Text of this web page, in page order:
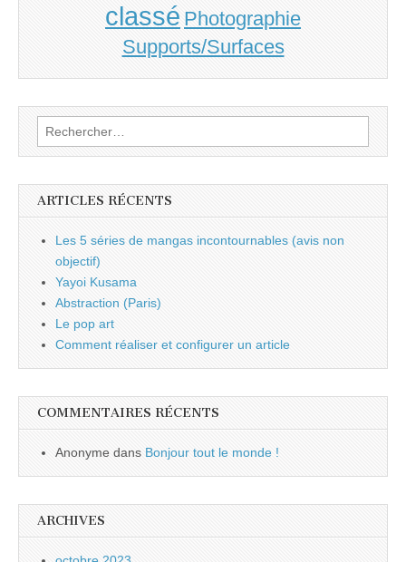
classé Photographie
Supports/Surfaces
Rechercher :
ARTICLES RÉCENTS
Les 5 séries de mangas incontournables (avis non
objectif)
Yayoi Kusama
Abstraction (Paris)
Le pop art
Comment réaliser et configurer un article
COMMENTAIRES RÉCENTS
Anonyme dans Bonjour tout le monde !
ARCHIVES